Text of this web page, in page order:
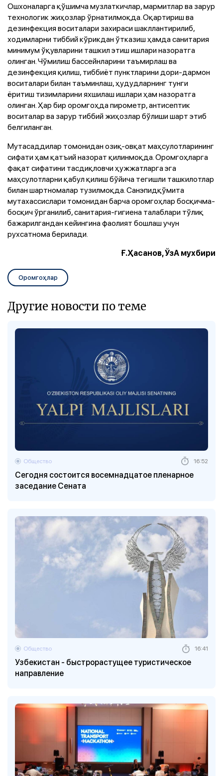
Ошхоналарга қўшимча музлаткичлар, мармитлар ва зарур
технологик жиҳозлар ўрнатилмоқда. Оқартириш ва
дезинфекция воситалари захираси шакллантирилиб,
ходимларни тиббий кўрикдан ўтказиш ҳамда санитария
минимум ўқувларини ташкил этиш ишлари назоратга
олинган. Чўмилиш бассейнларини таъмирлаш ва
дезинфекция қилиш, тиббиёт пунктларини дори-дармон
воситалари билан таъминлаш, ҳудудларнинг тунги
ёритиш тизимларини яхшилаш ишлари ҳам назоратга
олинган. Ҳар бир оромгоҳда пирометр, антисептик
воситалар ва зарур тиббий жиҳозлар бўлиши шарт этиб
белгиланган.
Мутасаддилар томонидан озиқ-овқат маҳсулотларининг
сифати ҳам қатъий назорат қилинмоқда. Оромгоҳларга
фақат сифатини тасдиқловчи ҳужжатларга эга
маҳсулотларни қабул қилиш бўйича тегишли ташкилотлар
билан шартномалар тузилмоқда. Санэпидқўмита
мутахассислари томонидан барча оромгоҳлар босқичма-
босқич ўрганилиб, санитария-гигиена талаблари тўлиқ
бажарилгандан кейингина фаолият бошлаш учун
рухсатнома берилади.
Ғ.Ҳасанов, ЎзА мухбири
Оромгоҳлар
Другие новости по теме
Сегодня состоится восемнадцатое пленарное
заседание Сената
Общество 16:52
Узбекистан - быстрорастущее туристическое
направление
Общество 16:41